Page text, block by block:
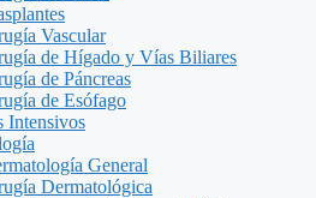
Vascular
de Hígado y Vías Biliares
de Páncreas
de Esófago
Intensivos
General
Dermatológica